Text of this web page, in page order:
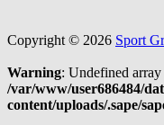
Copyright © 2026 Sport
Warning: Undefined
/var/www/user686484/
content/uploads/.sape/